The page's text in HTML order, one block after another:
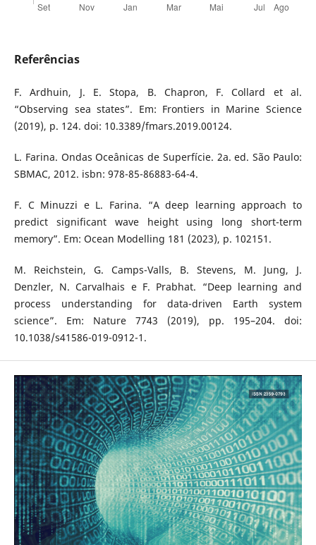
Referências
F. Ardhuin, J. E. Stopa, B. Chapron, F. Collard et al.
“Observing sea states”. Em: Frontiers in Marine Science
(2019), p. 124. doi: 10.3389/fmars.2019.00124.
L. Farina. Ondas Oceânicas de Superfície. 2a. ed. São Paulo:
SBMAC, 2012. isbn: 978-85-86883-64-4.
F. C Minuzzi e L. Farina. “A deep learning approach to
predict significant wave height using long short-term
memory”. Em: Ocean Modelling 181 (2023), p. 102151.
M. Reichstein, G. Camps-Valls, B. Stevens, M. Jung, J.
Denzler, N. Carvalhais e F. Prabhat. “Deep learning and
process understanding for data-driven Earth system
science”. Em: Nature 7743 (2019), pp. 195–204. doi:
10.1038/s41586-019-0912-1.